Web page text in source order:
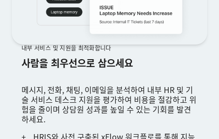
내부 서비스 및 지원을 최적화합니다
사람을 최우선으로 삼으세요
메시지, 전화, 채팅, 이메일을 분석하여 내부 HR 및 기
술 서비스 데스크 지원을 평가하여 비용을 절감하고 위
험을 줄이며 상담원 성과를 높일 수 있는 기회를 발견
하세요.